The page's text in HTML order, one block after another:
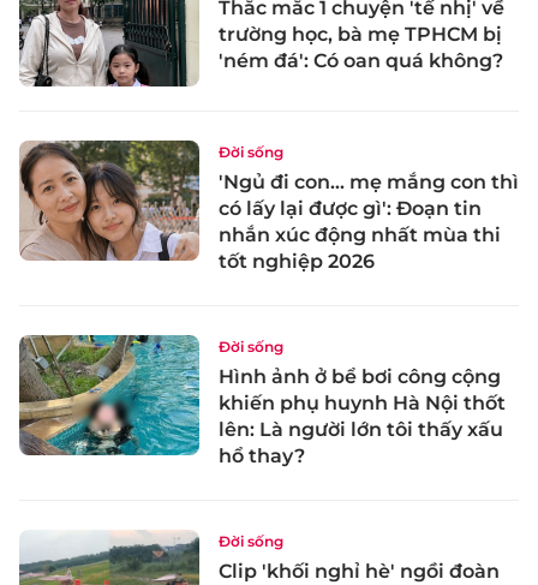
Thắc mắc 1 chuyện 'tế nhị' về
trường học, bà mẹ TPHCM bị
'ném đá': Có oan quá không?
Đời sống
'Ngủ đi con... mẹ mắng con thì
có lấy lại được gì': Đoạn tin
nhắn xúc động nhất mùa thi
tốt nghiệp 2026
Đời sống
Hình ảnh ở bể bơi công cộng
khiến phụ huynh Hà Nội thốt
lên: Là người lớn tôi thấy xấu
hổ thay?
Đời sống
Clip 'khối nghỉ hè' ngồi đoàn